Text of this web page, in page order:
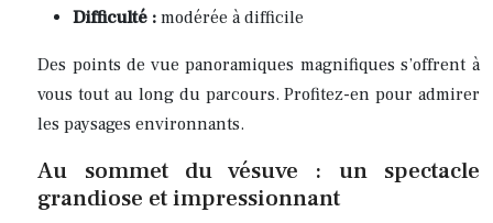
Difficulté :modérée à difficile
Des points de vue panoramiques magnifiques s’offrent à
vous tout au long du parcours. Profitez-en pour admirer
les paysages environnants.
Au sommet du vésuve : un spectacle
grandiose et impressionnant